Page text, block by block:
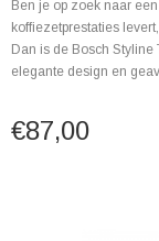
Ben je op zoek naar
koffiezetprestaties
Dan is de Bosch
elegante design en
€87,00